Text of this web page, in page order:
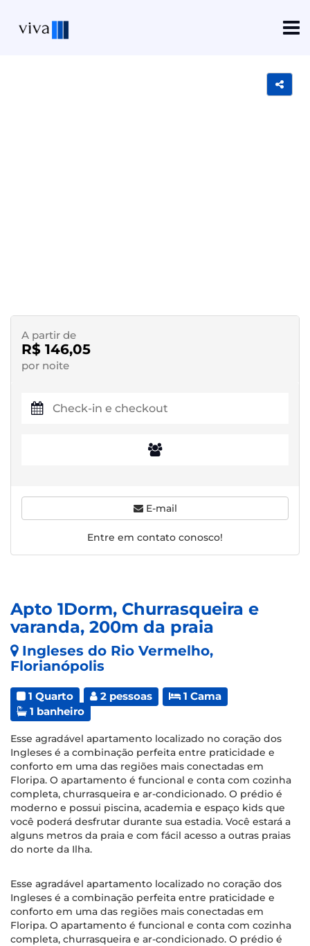
Apto 1Dorm, Churrasqueira e
varanda, 200m da praia
Ingleses do Rio Vermelho,
Florianópolis
1 Quarto 2 pessoas
1 Cama
1 banheiro
Esse agradável apartamento localizado no coração dos
Ingleses é a combinação perfeita entre praticidade e
conforto em uma das regiões mais conectadas em
Floripa. O apartamento é funcional e conta com cozinha
completa, churrasqueira e ar-condicionado. O prédio é
moderno e possui piscina, academia e espaço kids que
você poderá desfrutar durante sua estadia. Você estará a
alguns metros da praia e com fácil acesso a outras praias
do norte da Ilha.
Esse agradável apartamento localizado no coração dos
Ingleses é a combinação perfeita entre praticidade e
conforto em uma das regiões mais conectadas em
Floripa. O apartamento é funcional e conta com cozinha
completa, churrasqueira e ar-condicionado. O prédio é
A partir de
R$ 146,05
por noite
E-mail
Entre em contato conosco!